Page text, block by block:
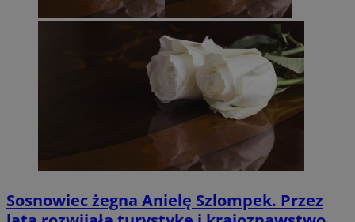
Sosnowiec żegna Anielę Szlompek. Przez